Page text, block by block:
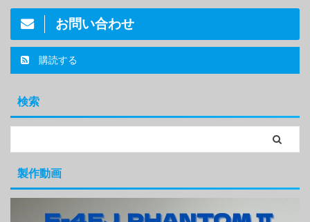
お問い合わせ
購読する
検索
製作動画